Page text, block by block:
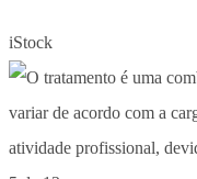
iStock